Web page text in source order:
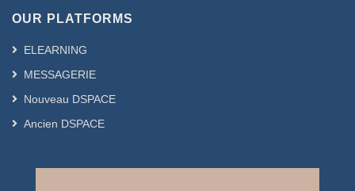
OUR PLATFORMS
ELEARNING
MESSAGERIE
Nouveau DSPACE
Ancien DSPACE